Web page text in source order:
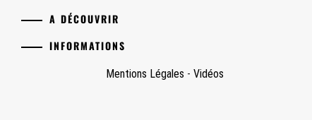
A DÉCOUVRIR
INFORMATIONS
Mentions Légales -Vidéos